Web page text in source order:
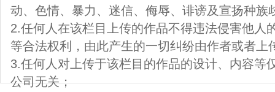
动、色情、暴力、迷信、侮辱、诽谤及宣扬种族
2.任何人在该栏目上传的作品不得违法侵害他人
等合法权利，由此产生的一切纠纷由作者或者上
3.任何人对上传于该栏目的作品的设计、内容等
公司无关；